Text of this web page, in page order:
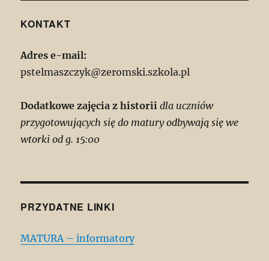
KONTAKT
Adres e-mail:
pstelmaszczyk@zeromski.szkola.pl
Dodatkowe zajęcia z historii dla uczniów
przygotowujących się do matury odbywają się we
wtorki od g. 15:00
PRZYDATNE LINKI
MATURA – informatory